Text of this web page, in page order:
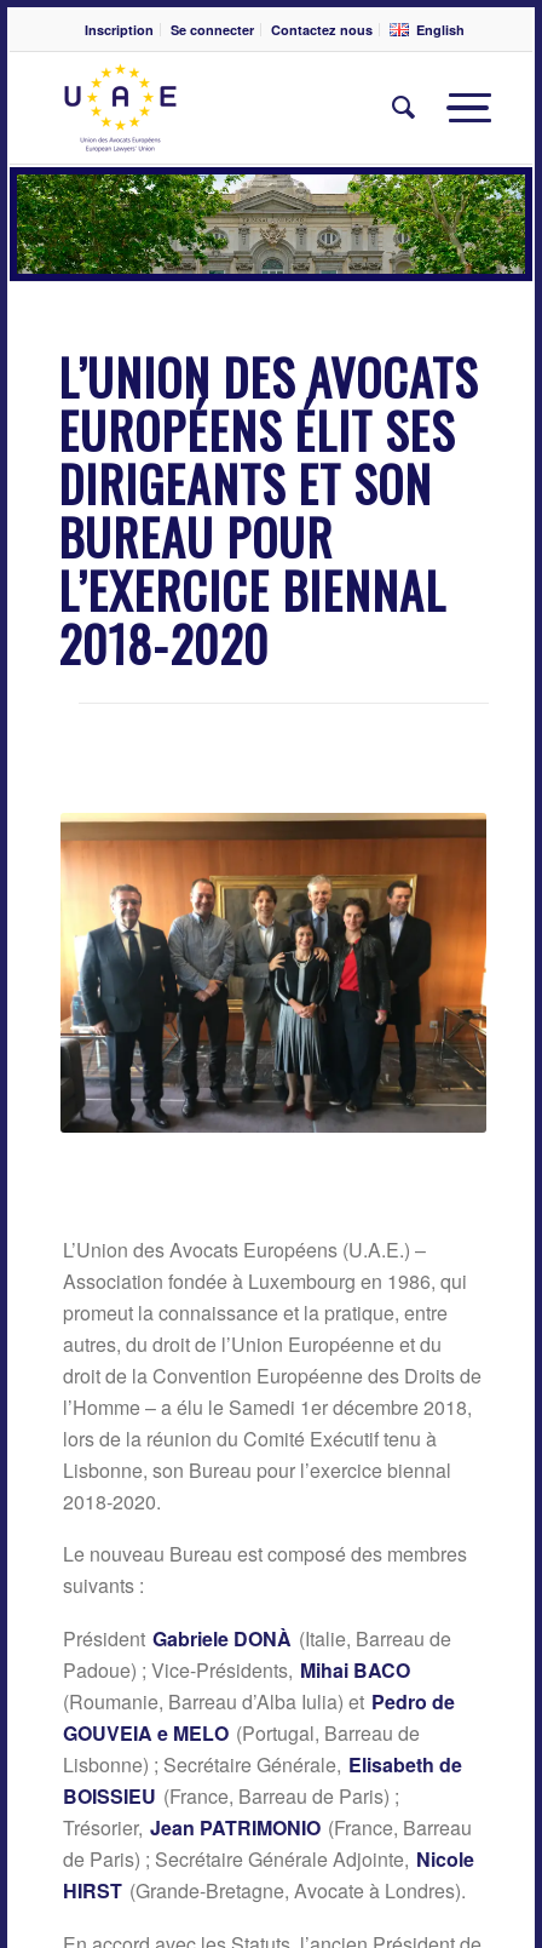
Inscription Se connecter Contactez nous English
L’UNION DES AVOCATS
EUROPÉENS ÉLIT SES
DIRIGEANTS ET SON
BUREAU POUR
L’EXERCICE BIENNAL
2018-2020
L’Union des Avocats Européens (U.A.E.) –
Association fondée à Luxembourg en 1986, qui
promeut la connaissance et la pratique, entre
autres, du droit de l’Union Européenne et du
droit de la Convention Européenne des Droits de
l’Homme – a élu le Samedi 1er décembre 2018,
lors de la réunion du Comité Exécutif tenu à
Lisbonne, son Bureau pour l’exercice biennal
2018-2020.
Le nouveau Bureau est composé des membres
suivants :
Président Gabriele DONÀ (Italie, Barreau de
Padoue) ; Vice-Présidents, Mihai BACO
(Roumanie, Barreau d’Alba Iulia) et Pedro de
GOUVEIA e MELO (Portugal, Barreau de
Lisbonne) ; Secrétaire Générale, Elisabeth de
BOISSIEU (France, Barreau de Paris) ;
Trésorier, Jean PATRIMONIO (France, Barreau
de Paris) ; Secrétaire Générale Adjointe, Nicole
HIRST (Grande-Bretagne, Avocate à Londres).